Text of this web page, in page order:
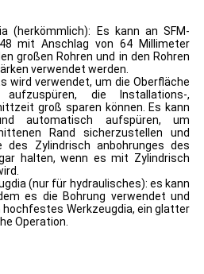
(herkömmlich): Es kann an SFM-
mit Anschlag von 64 Millimeter
großen Rohren und in den Rohren
verwendet werden.
wird verwendet, um die Oberfläche
aufzuspüren, die Installations-,
groß sparen können. Es kann
automatisch aufspüren, um
Rand sicherzustellen und
des Zylindrisch anbohrunges des
halten, wenn es mit Zylindrisch
(nur für hydraulisches): es kann
es die Bohrung verwendet und
Werkzeugdia, ein glatter
Operation.